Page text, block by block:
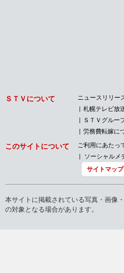
ＳＴＶについて ニュースリリー
札幌テレビ放
ＳＴＶグルー
労務費転嫁に
このサイトについて ご利用にあたっ
ソーシャルメ
サイトマップ
本サイトに掲載されている写真・画像
の対象となる場合があります。